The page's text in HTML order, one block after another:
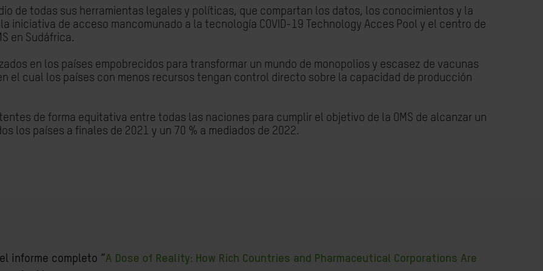
de todas sus herramientas legales y políticas, que compartan los datos, los conocimientos y la
iniciativa de acceso mancomunado a la tecnología COVID-19 Technology Acces Pool y el centro de
en Sudáfrica.
en los países empobrecidos para transformar un mundo de monopolios y escasez de vacunas
el cual los países con menos recursos tengan control directo sobre la capacidad de producción
de forma equitativa entre todas las naciones para cumplir el objetivo de la OMS de alcanzar un
los países a finales de 2021 y un 70 % a mediados de 2022.
informe completo “A Dose of Reality: How Rich Countries and Pharmaceutical Corporations Are